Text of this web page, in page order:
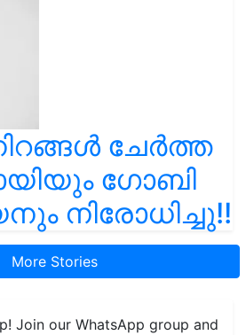
ചേർത്ത
ഗോബി
നിരോധിച്ചു!!
More Stories
Join our WhatsApp group and